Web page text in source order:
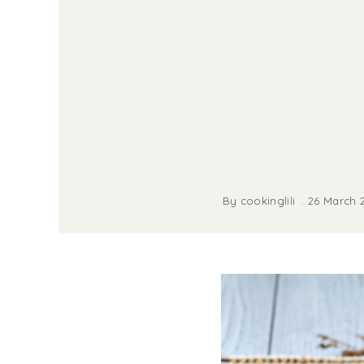
By cookinglili 26 March